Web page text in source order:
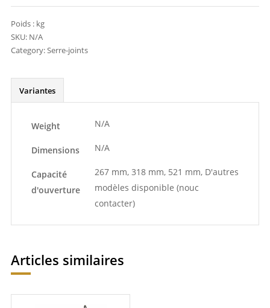
Poids : kg
SKU: N/A
Category:Serre-joints
Variantes
Weight N/A
Dimensions N/A
Capacité
d'ouverture
267 mm, 318 mm, 521 mm, D'autres
modèles disponible (nouc
contacter)
Articles similaires